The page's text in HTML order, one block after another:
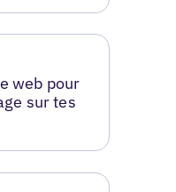
web pour
sur tes